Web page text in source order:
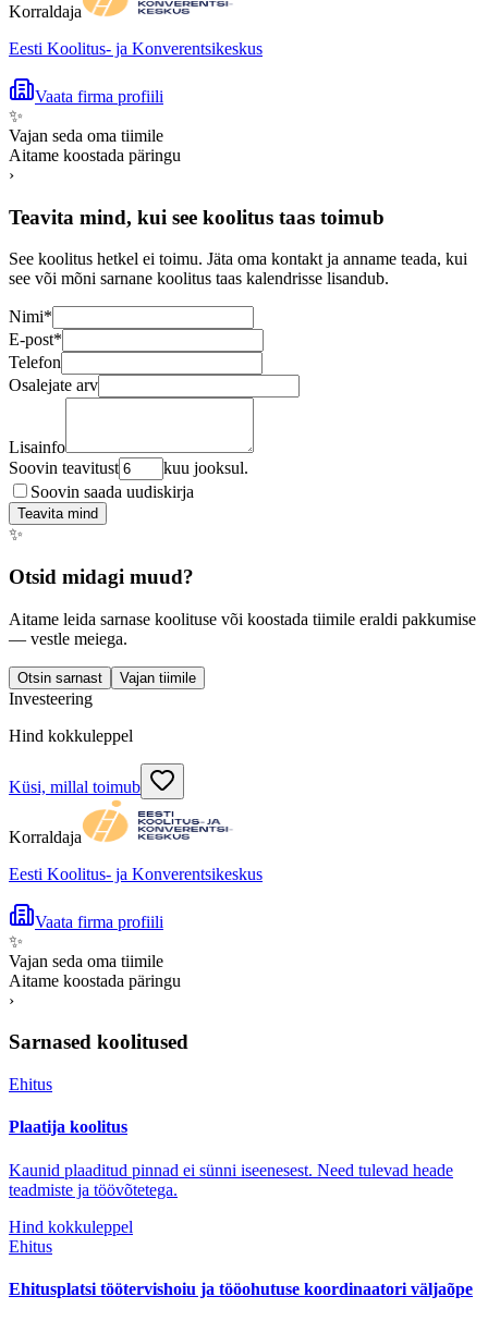
Korraldaja
Eesti Koolitus- ja Konverentsikeskus
Vaata firma profiili
✨
Vajan seda oma tiimile
Aitame koostada päringu
›
Teavita mind, kui see koolitus taas toimub
See koolitus hetkel ei toimu. Jäta oma kontakt ja anname teada, kui
see või mõni sarnane koolitus taas kalendrisse lisandub.
Nimi*
E-post*
Telefon
Osalejate arv
Lisainfo
Soovin teavitust
kuu jooksul.
Soovin saada uudiskirja
Teavita mind
✨
Otsid midagi muud?
Aitame leida sarnase koolituse või koostada tiimile eraldi pakkumise
— vestle meiega.
Otsin sarnast Vajan tiimile
Investeering
Hind kokkuleppel
Küsi, millal toimub
Korraldaja
Eesti Koolitus- ja Konverentsikeskus
Vaata firma profiili
✨
Vajan seda oma tiimile
Aitame koostada päringu
›
Sarnased koolitused
Ehitus
Plaatija koolitus
Kaunid plaaditud pinnad ei sünni iseenesest. Need tulevad heade
teadmiste ja töövõtetega.
Hind kokkuleppel
Ehitus
Ehitusplatsi töötervishoiu ja tööohutuse koordinaatori väljaõpe